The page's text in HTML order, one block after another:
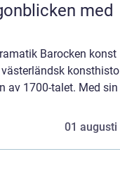
med
Barocken konst
av 1700-talet. Med sin
01 augusti